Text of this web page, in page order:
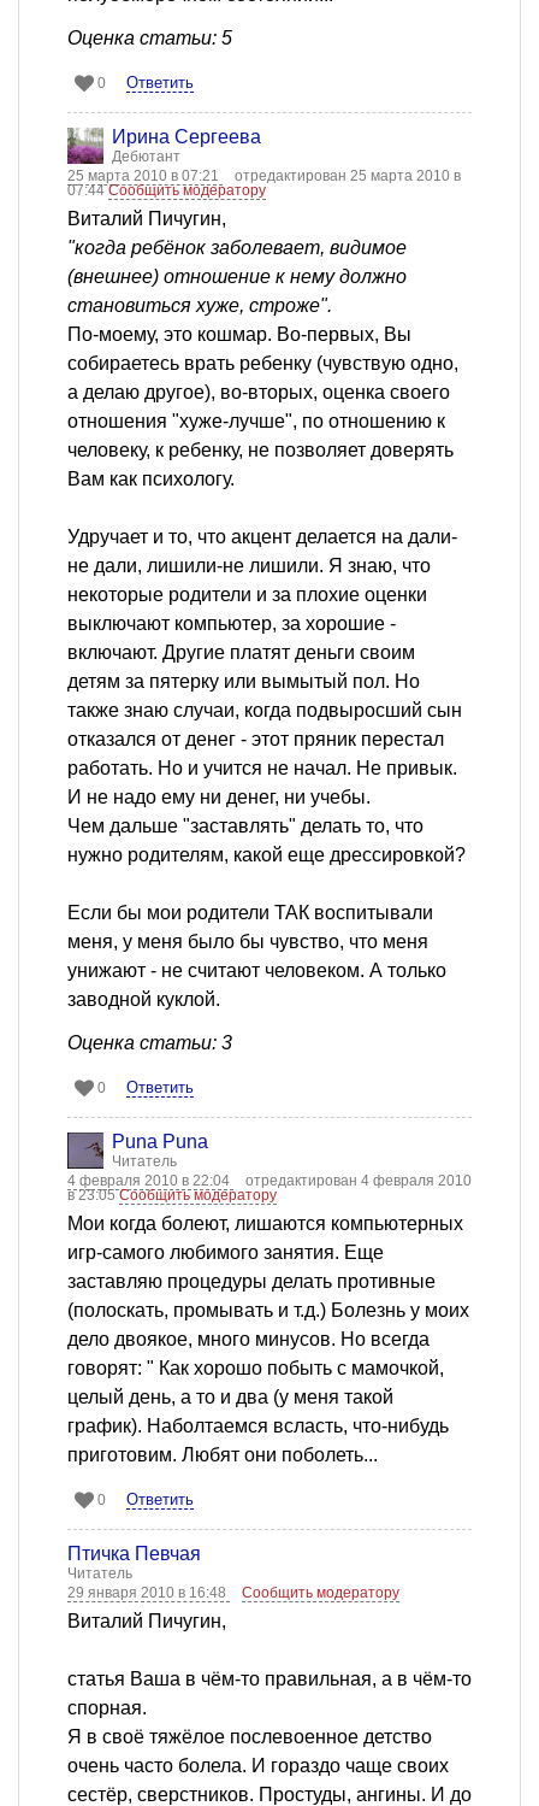
Оценка статьи: 5
0 Ответить
Ирина Сергеева
Дебютант
25 марта 2010 в 07:21
отредактирован 25 марта 2010 в
07:44Сообщить модератору
Виталий Пичугин,
"когда ребёнок заболевает, видимое
(внешнее) отношение к нему должно
становиться хуже, строже".
По-моему, это кошмар. Во-первых, Вы
собираетесь врать ребенку (чувствую одно,
а делаю другое), во-вторых, оценка своего
отношения "хуже-лучше", по отношению к
человеку, к ребенку, не позволяет доверять
Вам как психологу.
Удручает и то, что акцент делается на дали-
не дали, лишили-не лишили. Я знаю, что
некоторые родители и за плохие оценки
выключают компьютер, за хорошие -
включают. Другие платят деньги своим
детям за пятерку или вымытый пол. Но
также знаю случаи, когда подвыросший сын
отказался от денег - этот пряник перестал
работать. Но и учится не начал. Не привык.
И не надо ему ни денег, ни учебы.
Чем дальше "заставлять" делать то, что
нужно родителям, какой еще дрессировкой?
Если бы мои родители ТАК воспитывали
меня, у меня было бы чувство, что меня
унижают - не считают человеком. А только
заводной куклой.
Оценка статьи: 3
0 Ответить
Puna Puna
Читатель
4 февраля 2010 в 22:04
отредактирован 4 февраля 2010
в 23:05Сообщить модератору
Мои когда болеют, лишаются компьютерных
игр-самого любимого занятия. Еще
заставляю процедуры делать противные
(полоскать, промывать и т.д.) Болезнь у моих
дело двоякое, много минусов. Но всегда
говорят: " Как хорошо побыть с мамочкой,
целый день, а то и два (у меня такой
график). Наболтаемся всласть, что-нибудь
приготовим. Любят они поболеть...
0 Ответить
Птичка Певчая
Читатель
29 января 2010 в 16:48
Сообщить модератору
Виталий Пичугин,
статья Ваша в чём-то правильная, а в чём-то
спорная.
Я в своё тяжёлое послевоенное детство
очень часто болела. И гораздо чаще своих
сестёр, сверстников. Простуды, ангины. И до